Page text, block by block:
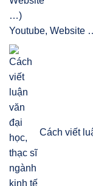
Youtube, Website
Cách viết